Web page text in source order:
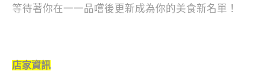
等待著你在一一品嚐後更新成為你的美食新名單！
店家資訊